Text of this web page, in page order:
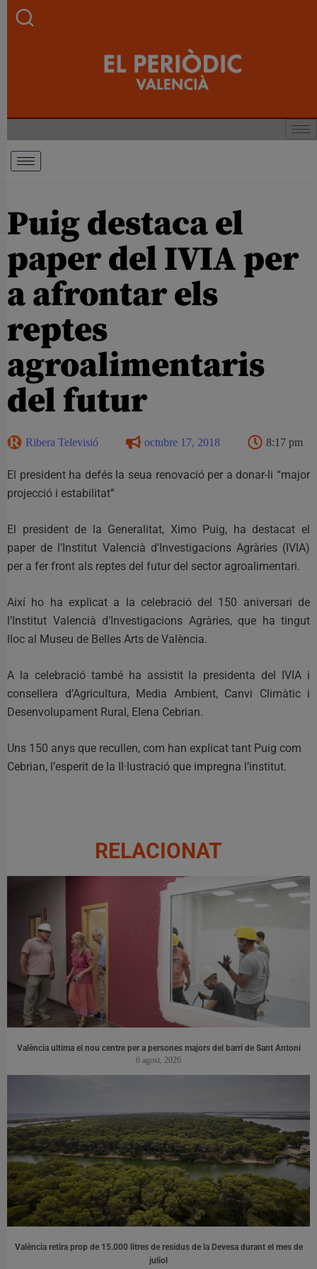
Puig destaca el
paper del IVIA per
a afrontar els
reptes
agroalimentaris
del futur
Ribera Televisió octubre 17, 2018 8:17 pm
El president ha defés la seua renovació per a donar-li “major
projecció i estabilitat”
El president de la Generalitat, Ximo Puig, ha destacat el
paper de l’Institut Valencià d’Investigacions Agràries (IVIA)
per a fer front als reptes del futur del sector agroalimentari.
Així ho ha explicat a la celebració del 150 aniversari de
l’Institut Valencià d’Investigacions Agràries, que ha tingut
lloc al Museu de Belles Arts de València.
A la celebració també ha assistit la presidenta del IVIA i
consellera d’Agricultura, Media Ambient, Canvi Climàtic i
Desenvolupament Rural, Elena Cebrian.
Uns 150 anys que recullen, com han explicat tant Puig com
Cebrian, l’esperit de la Il·lustració que impregna l’institut.
RELACIONAT
València ultima el nou centre per a persones majors del barri de Sant Antoni
6 agost, 2026
València retira prop de 15.000 litres de residus de la Devesa durant el mes de
juliol